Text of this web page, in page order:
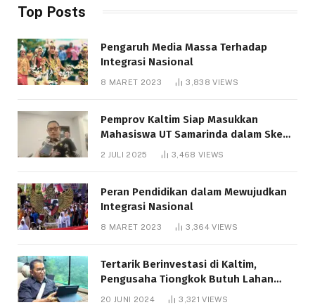
Top Posts
Pengaruh Media Massa Terhadap
Integrasi Nasional
8 MARET 2023 3,838VIEWS
Pemprov Kaltim Siap Masukkan
Mahasiswa UT Samarinda dalam Skema
Bantuan Pendidikan Gratispol
2 JULI 2025 3,468 VIEWS
Peran Pendidikan dalam Mewujudkan
Integrasi Nasional
8 MARET 2023 3,364VIEWS
Tertarik Berinvestasi di Kaltim,
Pengusaha Tiongkok Butuh Lahan
1.000 Hektare
20 JUNI 2024 3,321VIEWS